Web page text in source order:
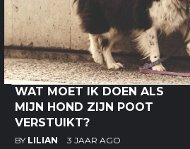
WAT MOET IK DOEN ALS
MIJN HOND ZIJN POOT
VERSTUIKT?
BY LILIAN 3 JAAR AGO